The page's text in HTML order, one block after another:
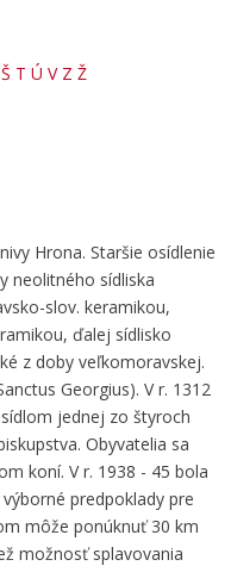
Š T Ú V Z Ž
Hrona. Staršie osídlenie
neolitného sídliska
slov. keramikou,
ďalej sídlisko
z doby veľkomoravskej.
Georgius). V r. 1312
jednej zo štyroch
Obyvatelia sa
koní. V r. 1938 - 45 bola
predpoklady pre
môže ponúknuť 30 km
možnosť splavovania